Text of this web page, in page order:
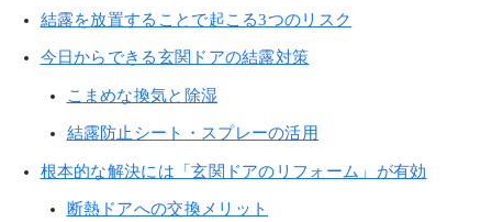
結露を放置することで起こる3つのリスク
今日からできる玄関ドアの結露対策
こまめな換気と除湿
結露防止シート・スプレーの活用
根本的な解決には「玄関ドアのリフォーム」が有効
断熱ドアへの交換メリット